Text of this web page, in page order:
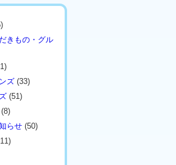
きもの・グル
ズ (33)
(51)
(8)
らせ (50)